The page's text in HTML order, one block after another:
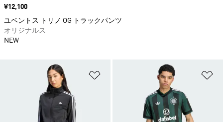
ほしいものリストに追加
価格
¥12,100
ユベントス トリノ OG トラックパンツ
オリジナルス
NEW